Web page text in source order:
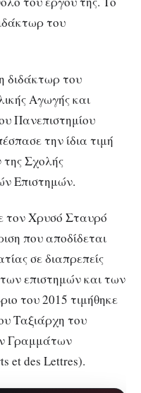
του
διδάκτωρ του
Αγωγής και
Πανεπιστημίου
την ίδια τιμή
Σχολής
Επιστημών.
τον Χρυσό Σταυρό
που αποδίδεται
σε διαπρεπείς
επιστημών και των
του 2015 τιμήθηκε
Ταξιάρχη του
Γραμμάτων
et des Lettres).